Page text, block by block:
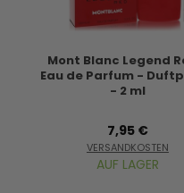
Mont Blanc Legend
Eau de Parfum -
- 2 ml
7,95 €
VERSANDKOSTEN
AUF LAGER